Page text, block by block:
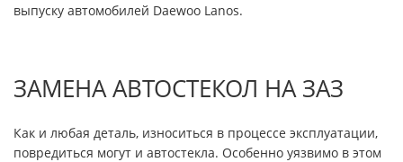
выпуску автомобилей Daewoo Lanos.
ЗАМЕНА АВТОСТЕКОЛ НА ЗАЗ
Как и любая деталь, износиться в процессе эксплуатации,
повредиться могут и автостекла. Особенно уязвимо в этом